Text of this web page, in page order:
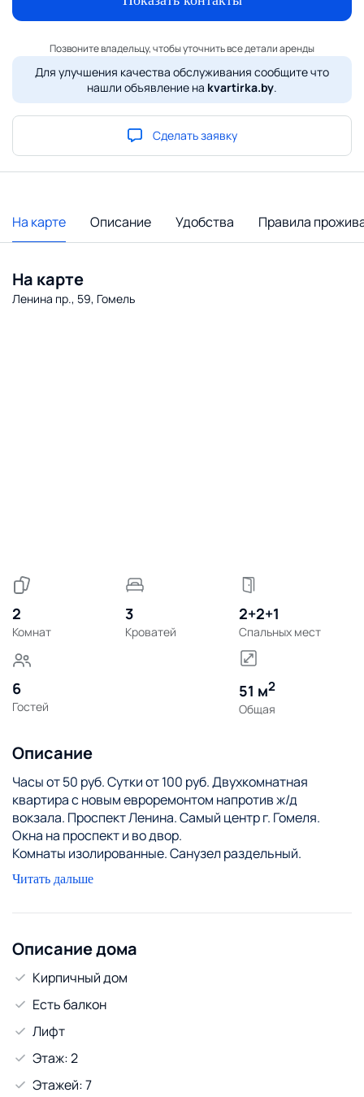
Позвоните владельцу, чтобы уточнить все детали аренды
Для улучшения качества обслуживания сообщите что
нашли объявление на kvartirka.by.
Сделать заявку
На карте Описание Удобства Правила
2
Комнат
3
Кроватей
2+2+1
Спальных мест
6
Гостей
51 м2
Общая
На карте
Ленина пр., 59, Гомель
Описание
Часы от 50 руб. Сутки от 100 руб. Двухкомнатная
квартира с новым евроремонтом напротив ж/д
вокзала. Проспект Ленина. Самый центр г. Гомеля.
Окна на проспект и во двор.
Комнаты изолированные. Санузел раздельный.
Душевая кабина. Балкон. Кондиционер.
В каждой комнате по ЖК телевизору СМАРТ. Wi-Fi
Отчетные документы. Круглосуточная поддержка
гостей. Наличный и безналичный расчет.
Возле дома проблем с бесплатной парковкой нет.
Удобное месторасположение для командированных
лиц.
Удобства: в квартире есть все необходимое для
проживания, отдыха и работы: Wi-Fi, кабельное ТВ, 2
ЖК телевизора, стиральная машина, электрочайник,
фен, утюг, гладильная доска, вся необходимая посуда
Читать дальше
Описание дома
Кирпичный дом
Есть балкон
Лифт
Этаж: 2
Этажей: 7